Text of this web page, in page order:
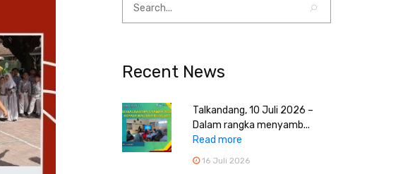
Recent News
Talkandang, 10 Juli 2026 –
Dalam rangka menyamb...
Read more
16 Juli 2026